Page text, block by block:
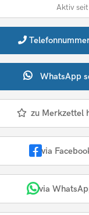
Aktiv seit
WhatsApp
zu Merkzettel
via
via